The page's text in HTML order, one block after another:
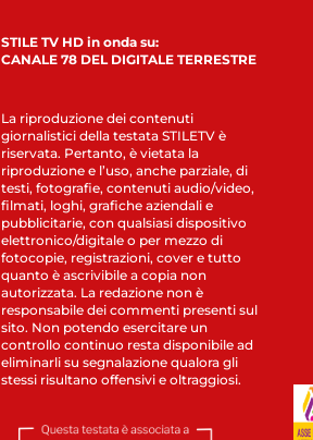
STILE TV HD in onda su:
CANALE 78 DEL DIGITALE TERRESTRE
La riproduzione dei contenuti
giornalistici della testata STILETV è
riservata. Pertanto, è vietata la
riproduzione e l’uso, anche parziale, di
testi, fotografie, contenuti audio/video,
filmati, loghi, grafiche aziendali e
pubblicitarie, con qualsiasi dispositivo
elettronico/digitale o per mezzo di
fotocopie, registrazioni, cover e tutto
quanto è ascrivibile a copia non
autorizzata. La redazione non è
responsabile dei commenti presenti sul
sito. Non potendo esercitare un
controllo continuo resta disponibile ad
eliminarli su segnalazione qualora gli
stessi risultano offensivi e oltraggiosi.